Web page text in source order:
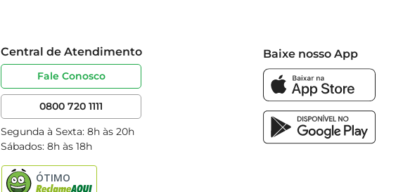
Central de Atendimento
Fale Conosco
0800 720 1111
Segunda à Sexta: 8h às 20h
Sábados: 8h às 18h
Baixe nosso App